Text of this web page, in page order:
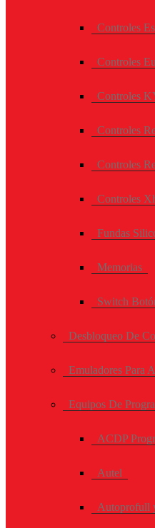
Controles
Controles
Controles
Controles
Controles
Controles
Fundas
Memorias
Switch
Desbloqueo De
Emuladores Para
Equipos De
ACDP
Autel
Autoprofull